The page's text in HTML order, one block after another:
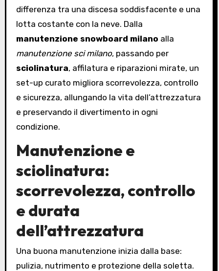
differenza tra una discesa soddisfacente e una
lotta costante con la neve. Dalla
manutenzione snowboard milano alla
manutenzione sci milano, passando per
sciolinatura, affilatura e riparazioni mirate, un
set-up curato migliora scorrevolezza, controllo
e sicurezza, allungando la vita dell’attrezzatura
e preservando il divertimento in ogni
condizione.
Manutenzione e
sciolinatura:
scorrevolezza, controllo
e durata
dell’attrezzatura
Una buona manutenzione inizia dalla base:
pulizia, nutrimento e protezione della soletta.